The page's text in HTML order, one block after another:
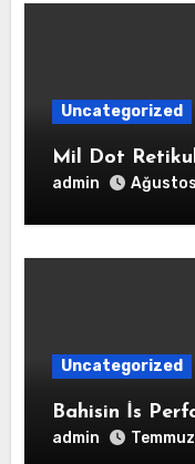
Uncategorized
Mil Dot
admin
Uncategorized
Bahisin İs
admin